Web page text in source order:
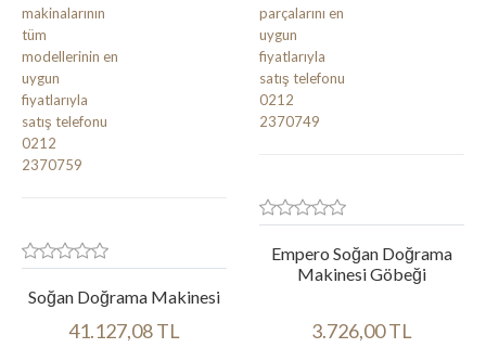
Soğan Doğrama Makinesi
41.127,08 TL
Empero Soğan Doğrama
Makinesi Göbeği
3.726,00 TL